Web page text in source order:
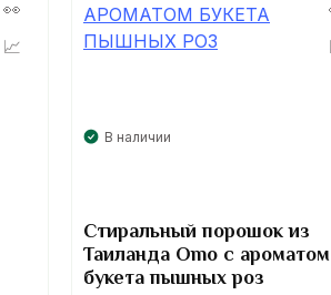
В наличии
Стиральный порошок из
Таиланда Omo с ароматом
букета пышных роз